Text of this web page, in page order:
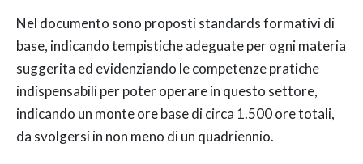
Nel documento sono proposti standards formativi di
base, indicando tempistiche adeguate per ogni materia
suggerita ed evidenziando le competenze pratiche
indispensabili per poter operare in questo settore,
indicando un monte ore base di circa 1.500 ore totali,
da svolgersi in non meno di un quadriennio.